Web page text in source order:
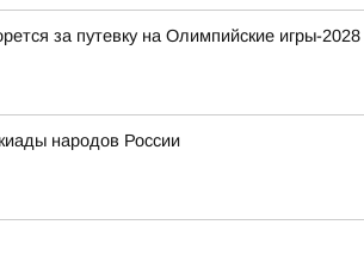
за путевку на Олимпийские игры-2028
народов России